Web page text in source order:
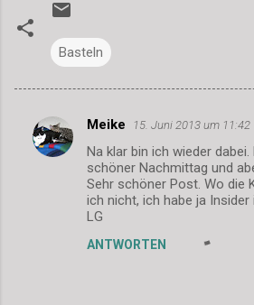
Basteln
K
o
Meike 15. Juni 2013 um 11:42
Na klar bin ich wieder dabei.
schöner Nachmittag und
Sehr schöner Post. Wo die
ich nicht, ich habe ja
LG
ANTWORTEN